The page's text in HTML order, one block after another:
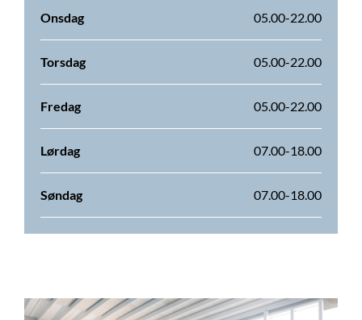
Onsdag 05.00-22.00
Torsdag 05.00-22.00
Fredag 05.00-22.00
Lørdag 07.00-18.00
Søndag 07.00-18.00